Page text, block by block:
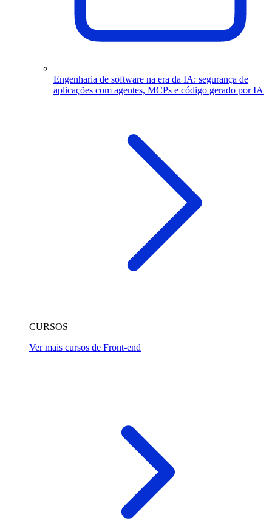
Engenharia de software na era da IA: segurança de
aplicações com agentes, MCPs e código gerado por IA
CURSOS
Ver mais cursos de Front-end